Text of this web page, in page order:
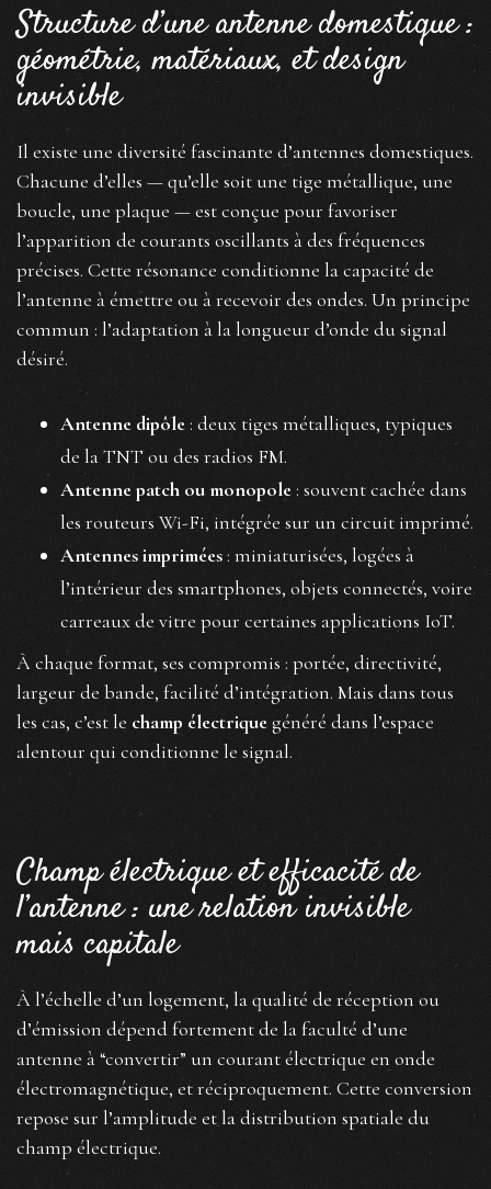
Structure d’une antenne domestique :
géométrie, matériaux, et design
invisible
Il existe une diversité fascinante d’antennes domestiques.
Chacune d’elles — qu’elle soit une tige métallique, une
boucle, une plaque — est conçue pour favoriser
l’apparition de courants oscillants à des fréquences
précises. Cette résonance conditionne la capacité de
l’antenne à émettre ou à recevoir des ondes. Un principe
commun : l’adaptation à la longueur d’onde du signal
désiré.
Antenne dipôle: deux tiges métalliques, typiques
de la TNT ou des radios FM.
Antenne patch ou monopole: souvent cachée dans
les routeurs Wi-Fi, intégrée sur un circuit imprimé.
Antennes imprimées: miniaturisées, logées à
l’intérieur des smartphones, objets connectés, voire
carreaux de vitre pour certaines applications IoT.
À chaque format, ses compromis : portée, directivité,
largeur de bande, facilité d’intégration. Mais dans tous
les cas, c’est le champ électriquegénéré dans l’espace
alentour qui conditionne le signal.
Champ électrique et efficacité de
l’antenne : une relation invisible
mais capitale
À l’échelle d’un logement, la qualité de réception ou
d’émission dépend fortement de la faculté d’une
antenne à “convertir” un courant électrique en onde
électromagnétique, et réciproquement. Cette conversion
repose sur l’amplitude et la distribution spatiale du
champ électrique.